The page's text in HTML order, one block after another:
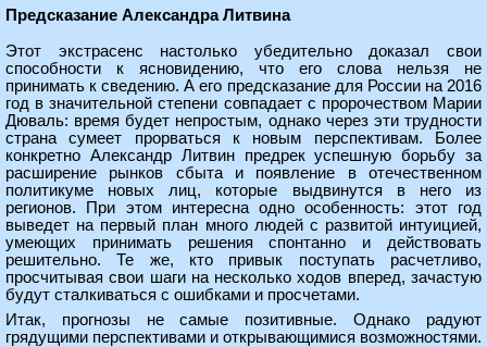
Предсказание Александра Литвина
Этот экстрасенс настолько убедительно доказал свои
способности к ясновидению, что его слова нельзя не
принимать к сведению. А его предсказание для России на 2016
год в значительной степени совпадает с пророчеством Марии
Дюваль: время будет непростым, однако через эти трудности
страна сумеет прорваться к новым перспективам. Более
конкретно Александр Литвин предрек успешную борьбу за
расширение рынков сбыта и появление в отечественном
политикуме новых лиц, которые выдвинутся в него из
регионов. При этом интересна одно особенность: этот год
выведет на первый план много людей с развитой интуицией,
умеющих принимать решения спонтанно и действовать
решительно. Те же, кто привык поступать расчетливо,
просчитывая свои шаги на несколько ходов вперед, зачастую
будут сталкиваться с ошибками и просчетами.
Итак, прогнозы не самые позитивные. Однако радуют
грядущими перспективами и открывающимися возможностями.